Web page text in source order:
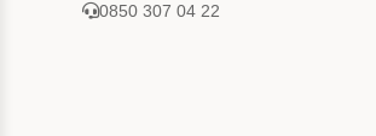
0850 307 04 22